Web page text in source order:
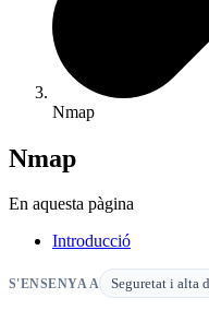
Nmap
Nmap
En aquesta pàgina
Introducció
S'ENSENYA A Seguretat i alta